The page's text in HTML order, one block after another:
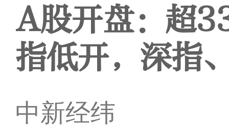
A股开盘：超
指低开，深指
中新经纬